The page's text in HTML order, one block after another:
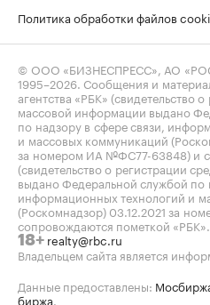
Политика обработки файлов
© ООО «БИЗНЕСПРЕСС», АО
1995–2026 . Сообщения и
агентства «РБК» (свидетельство
массовой информации выдано
по надзору в сфере связи,
и массовых коммуникаций
за номером ИА №ФС77-63848) и
(свидетельство о регистрации
выдано Федеральной службой по
информационных технологий и
(Роскомнадзор) 03.12.2021 за
сопровождаются пометкой «РБК».
18+ realty@rbc.ru
Владельцем сайта является
Данные предоставлены:
биржа